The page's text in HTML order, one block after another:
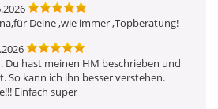
Deine ,wie immer ,Topberatung!
Du hast meinen HM beschrieben und
So kann ich ihn besser verstehen.
Einfach super